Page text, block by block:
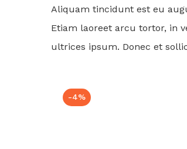
Aliquam tincidunt est eu
Etiam laoreet arcu tortor, in
ultrices ipsum. Donec et
-4%